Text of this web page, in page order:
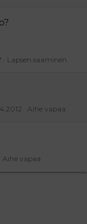
Lapsen saaminen
Aihe vapaa
Aihe vapaa